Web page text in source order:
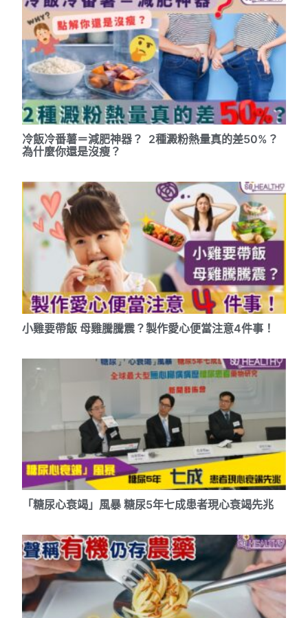
冷飯冷番薯＝減肥神器？ 2種澱粉熱量真的差50%？
為什麼你還是沒瘦？
小雞要帶飯 母雞騰騰震？製作愛心便當注意4件事！
「糖尿心衰竭」風暴 糖尿5年七成患者現心衰竭先兆